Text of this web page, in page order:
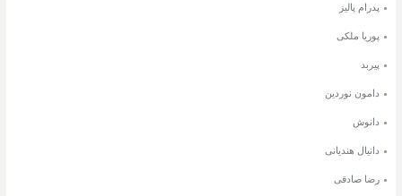
پدرام پالیز
پوریا ملکی
پیربد
دامون نوردین
دانوش
دانیال هندیانی
رضا صادقی